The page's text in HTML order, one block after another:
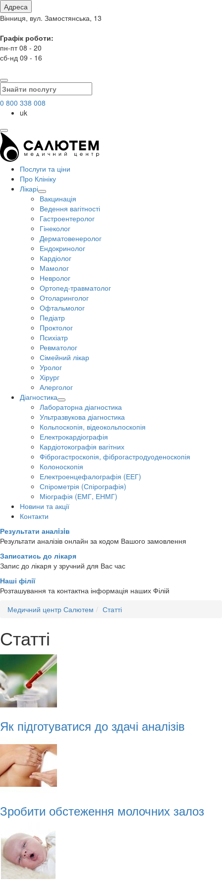
Адреса
Вінниця, вул. Замостянська, 13
Графік роботи:
пн-пт 08 - 20
сб-нд 09 - 16
0 800 338 008
uk
Послуги та ціни
Про Клініку
Лікарі
Вакцинація
Ведення вагітності
Гастроентеролог
Гінеколог
Дерматовенеролог
Ендокринолог
Кардіолог
Мамолог
Невролог
Ортопед-травматолог
Отоларинголог
Офтальмолог
Педіатр
Проктолог
Психіатр
Ревматолог
Сімейний лікар
Уролог
Хірург
Алерголог
Діагностика
Лабораторна діагностика
Ультразвукова діагностика
Кольпоскопія, відеокольпоскопія
Електрокардіографія
Кардіотокографія вагітних
Фіброгастроскопія, фіброгастродуоденоскопія
Колоноскопія
Електроенцефалографія (ЕЕГ)
Спірометрія (Спірографія)
Міографія (ЕМГ, ЕНМГ)
Новини та акції
Контакти
Результати аналiзiв
Результати аналізів онлайн за кодом Вашого замовлення
Записатись до лікаря
Запис до лікаря у зручний для Вас час
Наші філії
Розташування та контактна інформація наших Філій
Медичний центр Салютем
Статті
Статті
Як підготуватися до здачі аналізів
Зробити обстеження молочних залоз